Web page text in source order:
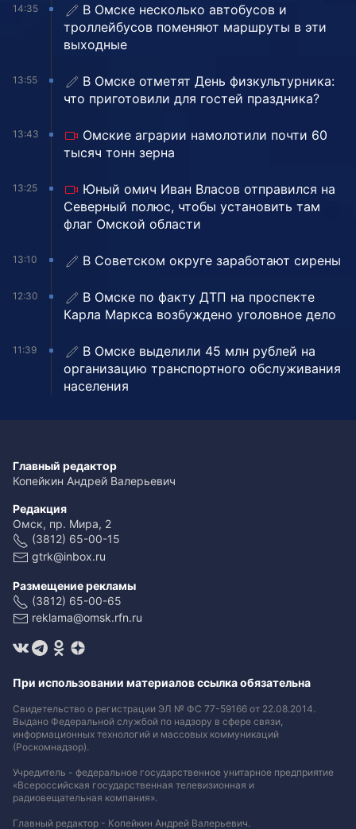
14:35
В Омске несколько автобусов и
троллейбусов поменяют маршруты в эти
выходные
13:55
В Омске отметят День физкультурника:
что приготовили для гостей праздника?
13:43
Омские аграрии намолотили почти 60
тысяч тонн зерна
13:25
Юный омич Иван Власов отправился на
Северный полюс, чтобы установить там
флаг Омской области
13:10 В Советском округе заработают сирены
12:30
В Омске по факту ДТП на проспекте
Карла Маркса возбуждено уголовное дело
11:39
В Омске выделили 45 млн рублей на
организацию транспортного обслуживания
населения
Главный редактор
Копейкин Андрей Валерьевич
Редакция
Омск, пр. Мира, 2
(3812) 65-00-15
gtrk@inbox.ru
Размещение рекламы
(3812) 65-00-65
reklama@omsk.rfn.ru
При использовании материалов ссылка обязательна
Свидетельство о регистрации ЭЛ № ФС 77-59166 от 22.08.2014.
Выдано Федеральной службой по надзору в сфере связи,
информационных технологий и массовых коммуникаций
(Роскомнадзор).
Учредитель - федеральное государственное унитарное предприятие
«Всероссийская государственная телевизионная и
радиовещательная компания».
Главный редактор - Копейкин Андрей Валерьевич.